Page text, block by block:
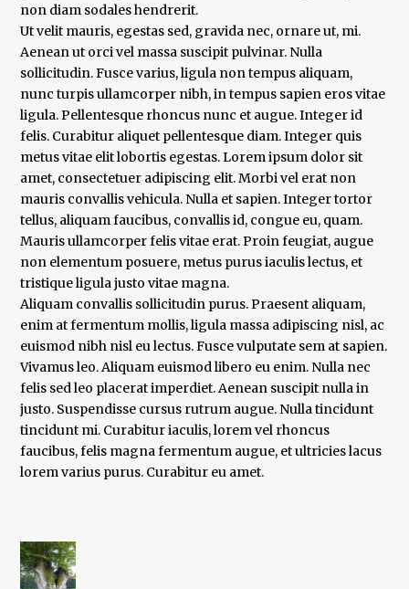
non diam sodales hendrerit.
Ut velit mauris, egestas sed, gravida nec, ornare ut, mi.
Aenean ut orci vel massa suscipit pulvinar. Nulla
sollicitudin. Fusce varius, ligula non tempus aliquam,
nunc turpis ullamcorper nibh, in tempus sapien eros vitae
ligula. Pellentesque rhoncus nunc et augue. Integer id
felis. Curabitur aliquet pellentesque diam. Integer quis
metus vitae elit lobortis egestas. Lorem ipsum dolor sit
amet, consectetuer adipiscing elit. Morbi vel erat non
mauris convallis vehicula. Nulla et sapien. Integer tortor
tellus, aliquam faucibus, convallis id, congue eu, quam.
Mauris ullamcorper felis vitae erat. Proin feugiat, augue
non elementum posuere, metus purus iaculis lectus, et
tristique ligula justo vitae magna.
Aliquam convallis sollicitudin purus. Praesent aliquam,
enim at fermentum mollis, ligula massa adipiscing nisl, ac
euismod nibh nisl eu lectus. Fusce vulputate sem at sapien.
Vivamus leo. Aliquam euismod libero eu enim. Nulla nec
felis sed leo placerat imperdiet. Aenean suscipit nulla in
justo. Suspendisse cursus rutrum augue. Nulla tincidunt
tincidunt mi. Curabitur iaculis, lorem vel rhoncus
faucibus, felis magna fermentum augue, et ultricies lacus
lorem varius purus. Curabitur eu amet.